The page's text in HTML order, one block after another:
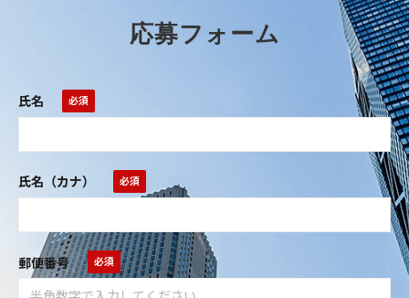
応募フォーム
氏名
氏名（カナ）
郵便番号